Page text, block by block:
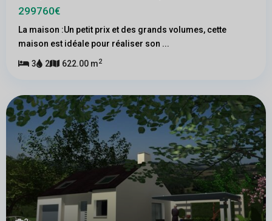
299760€
La maison :Un petit prix et des grands volumes, cette
maison est idéale pour réaliser son ...
3 2 622.00 m2